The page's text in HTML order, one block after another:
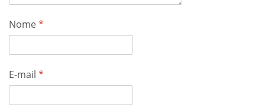
Nome*
E-mail *